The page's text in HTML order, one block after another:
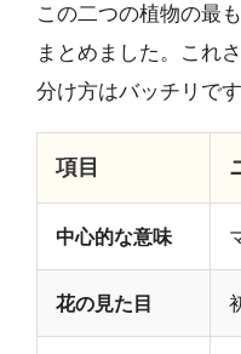
この二つの植物の最
まとめました。これ
分け方はバッチリです
項目
中心的な意味
花の見た目